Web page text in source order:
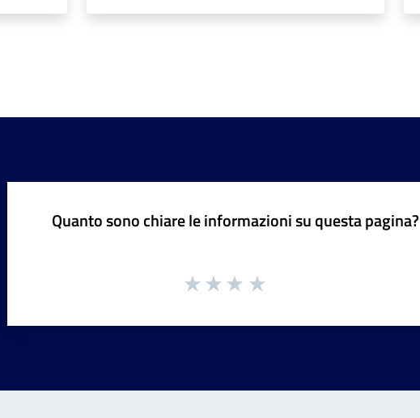
Quanto sono chiare le informazioni su questa pagina?